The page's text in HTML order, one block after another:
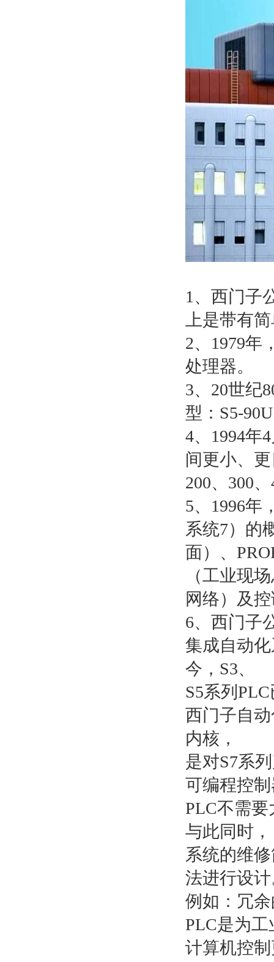
1、西门子
上是带有
2、1979年
处理器。
3、20世纪
型：S5-
4、1994年
间更小、
200、300
5、1996年
系统7）的
面）、
（工业现
网络）及
6、西门子
集成自动
今，S3、
S5系列
西门子自
内核，
是对S7系
可编程控
PLC不需
与此同时，
系统的维
法进行设
例如：冗
PLC是为
计算机控